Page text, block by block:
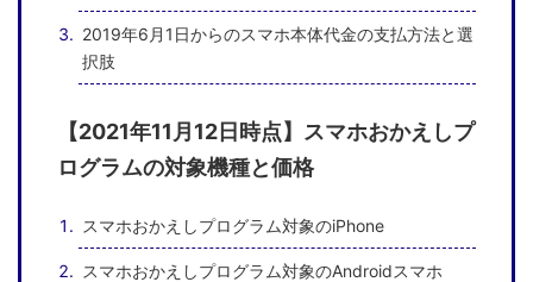
2019年6月1日からのスマホ本体代金の支払方法と選
択肢
【2021年11月12日時点】スマホおかえしプ
ログラムの対象機種と価格
スマホおかえしプログラム対象のiPhone
スマホおかえしプログラム対象のAndroidスマホ